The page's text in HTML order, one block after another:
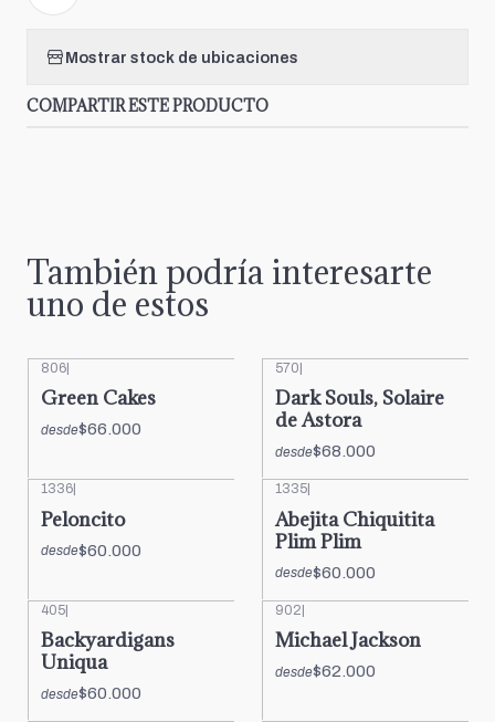
Mostrar stock de ubicaciones
COMPARTIR ESTE PRODUCTO
También podría interesarte
uno de estos
806
Green Cakes
desde$66.000
570
Dark Souls, Solaire
de Astora
desde$68.000
1336
Peloncito
desde$60.000
1335
Abejita Chiquitita
Plim Plim
desde$60.000
405|
Backyardigans
Uniqua
desde$60.000
902|
Michael Jackson
desde$62.000